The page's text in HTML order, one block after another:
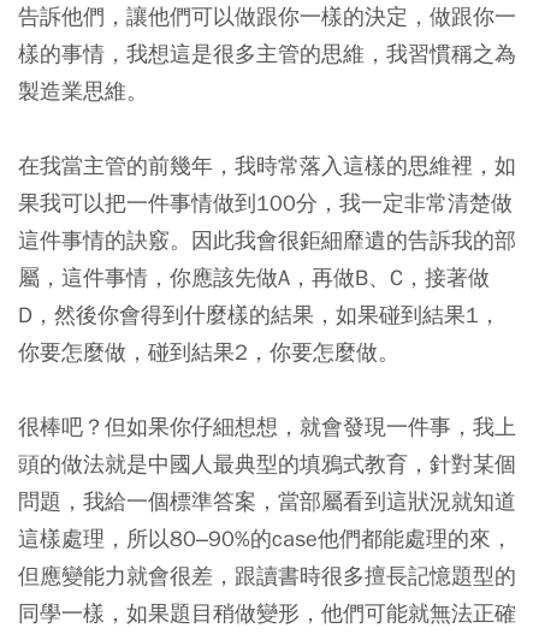
告訴他們，讓他們可以做跟你一樣的決定，做跟你一
樣的事情，我想這是很多主管的思維，我習慣稱之為
製造業思維。
在我當主管的前幾年，我時常落入這樣的思維裡，如
果我可以把一件事情做到100分，我一定非常清楚做
這件事情的訣竅。因此我會很鉅細靡遺的告訴我的部
屬，這件事情，你應該先做A，再做B、C，接著做
D，然後你會得到什麼樣的結果，如果碰到結果1，
你要怎麼做，碰到結果2，你要怎麼做。
很棒吧？但如果你仔細想想，就會發現一件事，我上
頭的做法就是中國人最典型的填鴉式教育，針對某個
問題，我給一個標準答案，當部屬看到這狀況就知道
這樣處理，所以80–90%的case他們都能處理的來，
但應變能力就會很差，跟讀書時很多擅長記憶題型的
同學一樣，如果題目稍做變形，他們可能就無法正確